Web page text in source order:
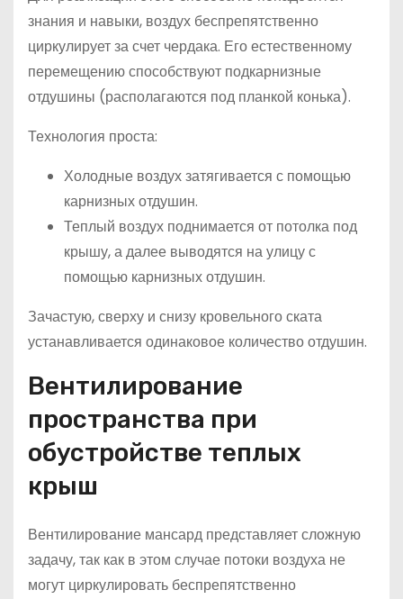
знания и навыки, воздух беспрепятственно
циркулирует за счет чердака. Его естественному
перемещению способствуют подкарнизные
отдушины (располагаются под планкой конька).
Технология проста:
Холодные воздух затягивается с помощью
карнизных отдушин.
Теплый воздух поднимается от потолка под
крышу, а далее выводятся на улицу с
помощью карнизных отдушин.
Зачастую, сверху и снизу кровельного ската
устанавливается одинаковое количество отдушин.
Вентилирование
пространства при
обустройстве теплых
крыш
Вентилирование мансард представляет сложную
задачу, так как в этом случае потоки воздуха не
могут циркулировать беспрепятственно